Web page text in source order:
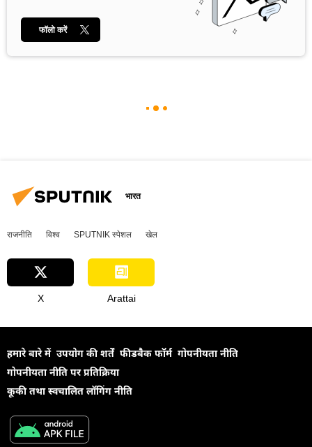
फॉलो करें
भारत
राजनीति विश्व SPUTNIK स्पेशल खेल
X Arattai
हमारे बारे में उपयोग की शर्तें फीडबैक फॉर्म गोपनीयता नीति
गोपनीयता नीति पर प्रतिक्रिया
कूकी तथा स्वचालित लॉगिंग नीति